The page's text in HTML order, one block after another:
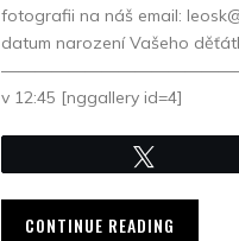
fotografii na náš email:
datum narození Vašeho
v 12:45 [nggallery id=4]
CONTINUE READING